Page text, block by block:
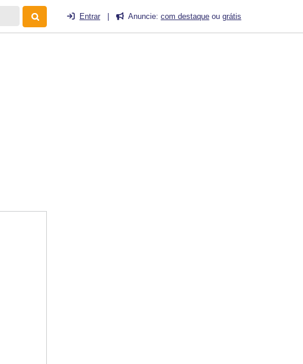
Entrar Anuncie: com destaque ou grátis